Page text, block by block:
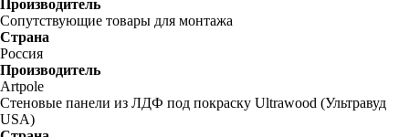
Производитель
Сопутствующие товары для монтажа
Страна
Россия
Производитель
Artpole
Стеновые панели из ЛДФ под покраску Ultrawood (Ультравуд
USA)